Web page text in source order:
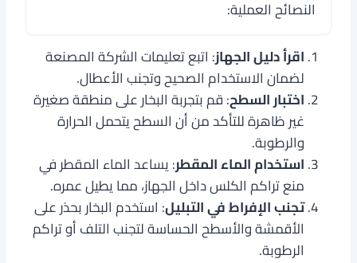
النصائح العملية:
اقرأ دليل الجهاز: اتبع تعليمات الشركة المصنعة
لضمان الاستخدام الصحيح وتجنب الأعطال.
اختبار السطح: قم بتجربة البخار على منطقة صغيرة
غير ظاهرة للتأكد من أن السطح يتحمل الحرارة
والرطوبة.
استخدام الماء المقطر: يساعد الماء المقطر في
منع تراكم الكلس داخل الجهاز، مما يطيل عمره.
تجنب الإفراط في التبليل: استخدم البخار بحذر على
الأقمشة والأسطح الحساسة لتجنب التلف أو تراكم
الرطوبة.